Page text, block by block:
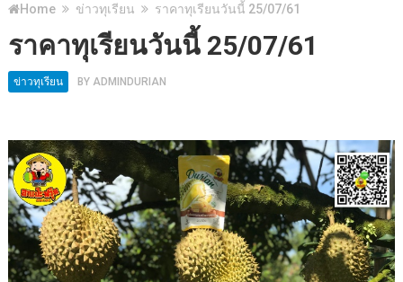
Home ข่าวทุเรียน ราคาทุเรียนวันนี้ 25/07/61
ราคาทุเรียนวันนี้ 25/07/61
ข่าวทุเรียน BY ADMINDURIAN